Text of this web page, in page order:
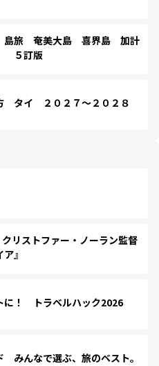
島旅 奄美大島 喜界島 加計
５訂版
タイ ２０２７～２０２８
リストファー・ノーラン監督
』
に！ トラベルハック2026
みんなで選ぶ、旅のベスト。